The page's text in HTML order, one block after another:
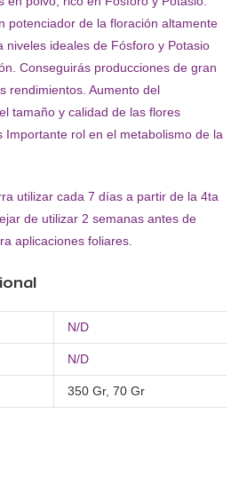
potenciador de la floración altamente
niveles ideales de Fósforo y Potasio
Conseguirás producciones de gran
rendimientos. Aumento del
tamaño y calidad de las flores
Importante rol en el metabolismo de la
utilizar cada 7 días a partir de la 4ta
de utilizar 2 semanas antes de
aplicaciones foliares.
N/D
N/D
350 Gr,70 Gr